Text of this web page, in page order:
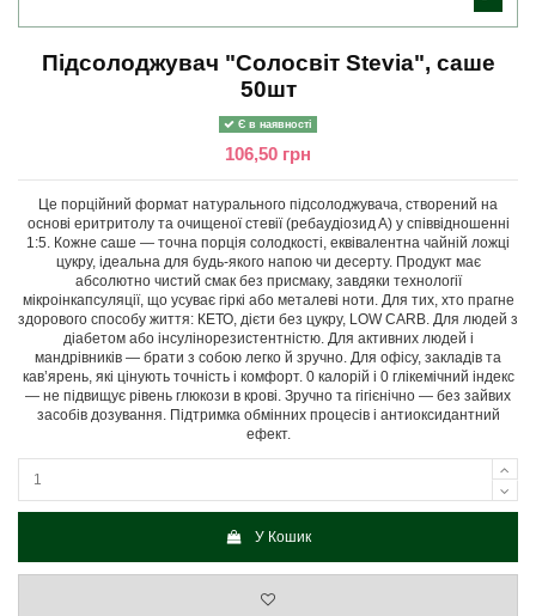
Підсолоджувач "Солосвіт Stevia", саше
50шт
Є в наявності
106,50 грн
Це порційний формат натурального підсолоджувача, створений на
основі еритритолу та очищеної стевії (ребаудіозид А) у співвідношенні
1:5. Кожне саше — точна порція солодкості, еквівалентна чайній ложці
цукру, ідеальна для будь-якого напою чи десерту. Продукт має
абсолютно чистий смак без присмаку, завдяки технології
мікроінкапсуляції, що усуває гіркі або металеві ноти. Для тих, хто прагне
здорового способу життя: КЕТО, дієти без цукру, LOW CARB. Для людей з
діабетом або інсулінорезистентністю. Для активних людей і
мандрівників — брати з собою легко й зручно. Для офісу, закладів та
кав’ярень, які цінують точність і комфорт. 0 калорій і 0 глікемічний індекс
— не підвищує рівень глюкози в крові. Зручно та гігієнічно — без зайвих
засобів дозування. Підтримка обмінних процесів і антиоксидантний
ефект.
У Кошик